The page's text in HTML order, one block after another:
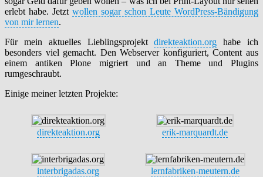
erlebt habe. Jetzt wollen sogar schon Leute WordPress-Bändigung
von mir lernen.
Für mein aktuelles Lieblingsprojektdirekteaktion.org habe ich
besonders viel gemacht. Den Webserver konfiguriert, Content aus
einem antiken Plone migriert und an Theme und Plugins
rumgeschraubt.
Einige meiner letzten Projekte:
direkteaktion.org erik-marquardt.de
interbrigadas.org lernfabriken-meutern.de